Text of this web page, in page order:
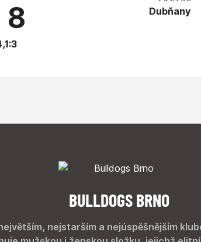
8
BULLDOGS BRNO
nejstarším a nejúspěšnějším